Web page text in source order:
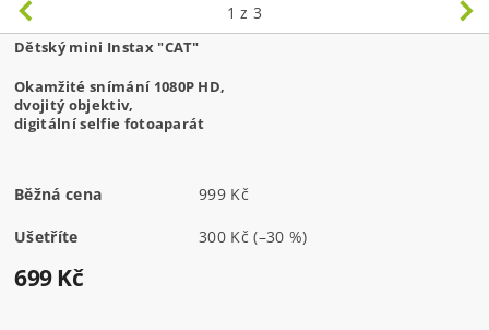
1 z 3
Dětský mini Instax "CAT"
Okamžité snímání 1080P HD,
dvojitý objektiv,
digitální selfie fotoaparát
Běžná cena 999 Kč
Ušetříte 300 Kč(–30 %)
699 Kč